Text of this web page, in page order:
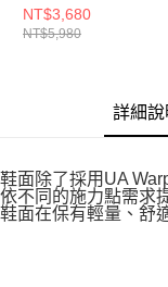
女 籃球鞋 3027983-
099
NT$3,680
NT$5,980
詳細說
鞋面除了採用UA
依不同的施力點需求
鞋面在保有輕量、舒